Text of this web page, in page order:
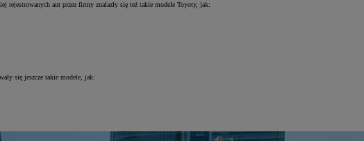
aut przez firmy znalazły się też takie modele Toyoty, jak:
się jeszcze takie modele, jak: